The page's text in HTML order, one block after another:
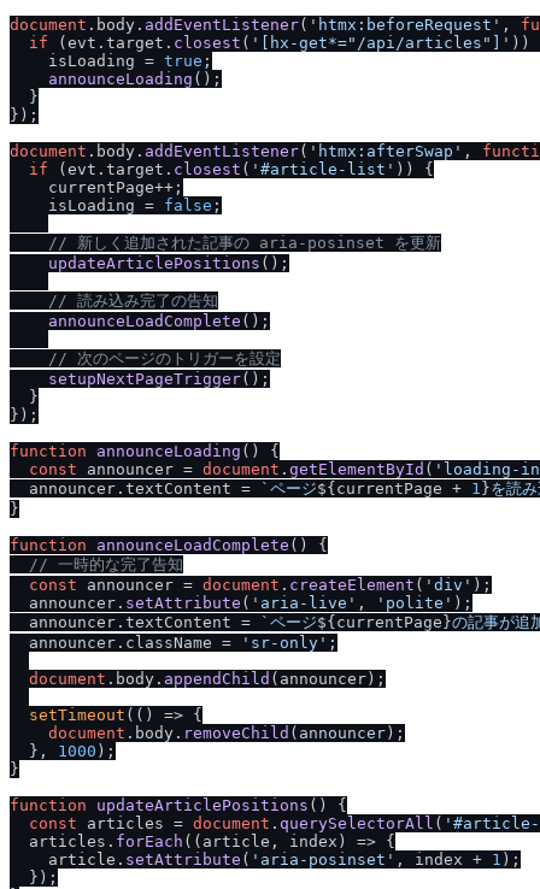
document . body . addEventListener( 'htmx:beforeRequest' ,
if (evt. target . closest ( '[hx-get*=" /api/articles"]' ))
    isLoading =
true ;
announceLoading ();
  }
});
document . body . addEventListener( 'htmx:afterSwap' ,
if (evt. target . closest ( '#article-list' )) {
    currentPage++;
    isLoading =
false ;
// 新しく追加された記事の aria-posinset を更新
updateArticlePositions ();
// 読み込み完了の告知
announceLoadComplete ();
// 次のページのトリガーを設定
setupNextPageTrigger();
  }
});
function
announceLoading ( ) {
const announcer = document . getElementById ( 'loading-
  announcer.
textContent = `ページ${currentPage + 1 }を読
}
function
announceLoadComplete ( ) {
// 一時的な完了告知
const announcer = document . createElement ( 'div' );
  announcer.
setAttribute ( 'aria-live' , 'polite' );
  announcer.
textContent = `ページ${currentPage}の記事が追
  announcer.
className = 'sr-only' ;
document . body . appendChild (announcer);
setTimeout ( () => {
document . body . removeChild (announcer);
  },
1000 );
}
function
updateArticlePositions ( ) {
const articles = document . querySelectorAll (
  articles.
forEach ( ( article, index ) => {
    article.
setAttribute ( 'aria-posinset' , index + 1 );
  });